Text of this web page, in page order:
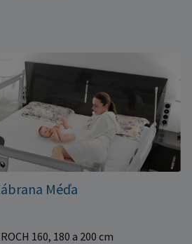
Méďa
160, 180 a 200 cm